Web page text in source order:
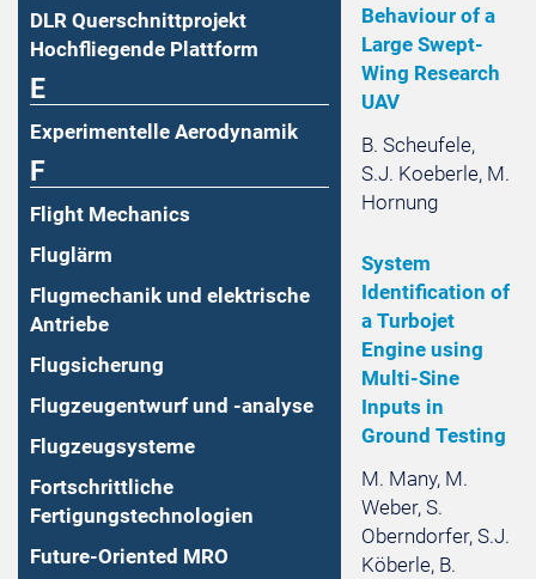
DLR Querschnittprojekt
Hochfliegende Plattform
E
Experimentelle Aerodynamik
F
Flight Mechanics
Fluglärm
Flugmechanik und elektrische
Antriebe
Flugsicherung
Flugzeugentwurf und -analyse
Flugzeugsysteme
Fortschrittliche
Fertigungstechnologien
Future-Oriented MRO
Behaviour of a
Large Swept-
Wing Research
UAV
B. Scheufele,
S.J. Koeberle, M.
Hornung
System
Identification of
a Turbojet
Engine using
Multi-Sine
Inputs in
Ground Testing
M. Many, M.
Weber, S.
Oberndorfer, S.J.
Köberle, B.